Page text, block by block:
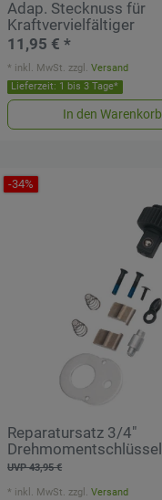
Adap. Stecknuss für
Kraftvervielfältiger
11,95 € *
Lieferzeit: 1 bis 3 Tage*
In den Warenkorb
* inkl. MwSt. zzgl.Versand
-34%
Reparatursatz 3/4"
Drehmomentschlüssel
UVP 43,95 €
* inkl. MwSt. zzgl.Versand